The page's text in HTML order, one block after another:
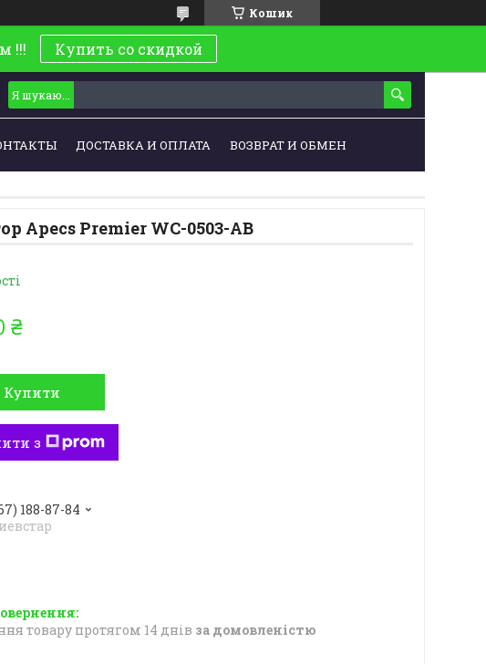
Кошик
!!! Купить со скидкой
ДОСТАВКА И ОПЛАТА ВОЗВРАТ И ОБМЕН
Apecs Premier WC-0503-AB
₴
Купити
з
188-87-84
товару протягом 14 днів за домовленістю